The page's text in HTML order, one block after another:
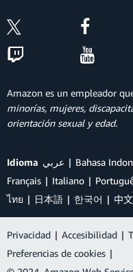
Amazon es un empleador
minorías, mujeres,
orientación sexual y edad.
Idioma عربي Bahasa
Français
Italiano
ไทย
日本語 한국어 中
Privacidad | Accesibilidad |
Preferencias de cookies |